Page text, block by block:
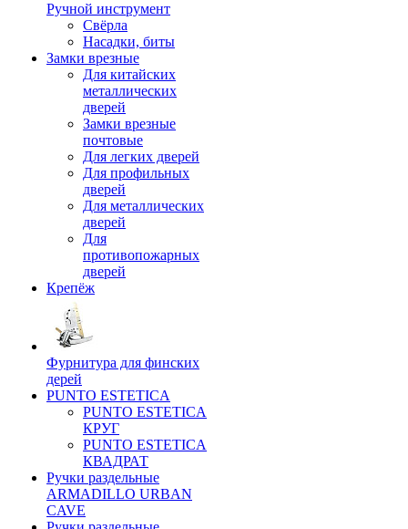
Ручной инструмент
Свёрла
Насадки, биты
Замки врезные
Для китайских
металлических
дверей
Замки врезные
почтовые
Для легких дверей
Для профильных
дверей
Для металлических
дверей
Для
противопожарных
дверей
Крепёж
Фурнитура для финских
дерей
PUNTO ESTETICA
PUNTO ESTETICA
КРУГ
PUNTO ESTETICA
КВАДРАТ
Ручки раздельные
ARMADILLO URBAN
CAVE